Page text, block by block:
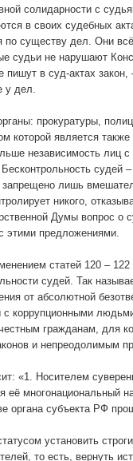
солидарности с
в своих судебных
по существу дел. Они
судьи не нарушают
в суд-актах
у дел.
прокуратуры,
которой является
независимость лиц
судей
лишь
никого,
Думы вопрос о
этими предложениями.
статей 120 –
судей. Так
от абсолютной
с коррупционными
гражданам, для
и непреодолимым
«1. Носителем
её многонациональный
органа субъекта РФ
установить
то есть, вернуть